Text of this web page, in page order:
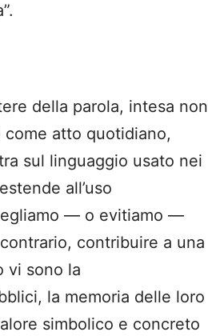
della parola, intesa non
atto quotidiano,
sul linguaggio usato nei
all’uso
— o evitiamo —
contribuire a una
vi sono la
la memoria delle loro
simbolico e concreto